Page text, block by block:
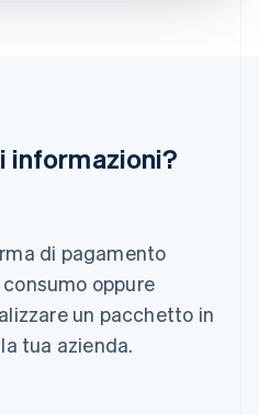
informazioni?
di pagamento
oppure
un pacchetto in
tua azienda.